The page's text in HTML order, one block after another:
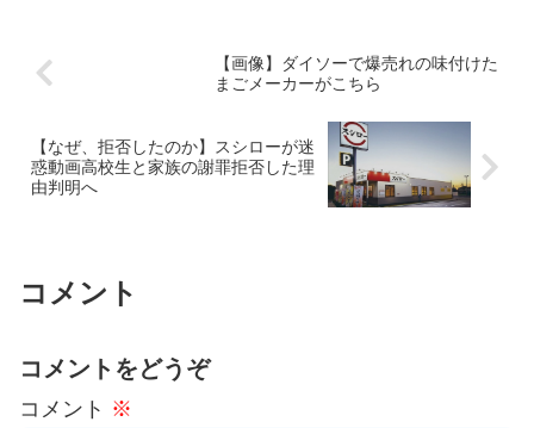
【画像】ダイソーで爆売れの味付けた
まごメーカーがこちら
【なぜ、拒否したのか】スシローが迷
惑動画高校生と家族の謝罪拒否した理
由判明へ
コメント
コメントをどうぞ
コメント ※